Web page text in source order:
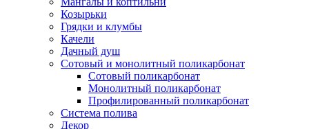
Козырьки
Грядки и клумбы
Качели
Дачный душ
Сотовый и монолитный поликарбонат
Сотовый поликарбонат
Монолитный поликарбонат
Профилированный поликарбонат
Система полива
Декор